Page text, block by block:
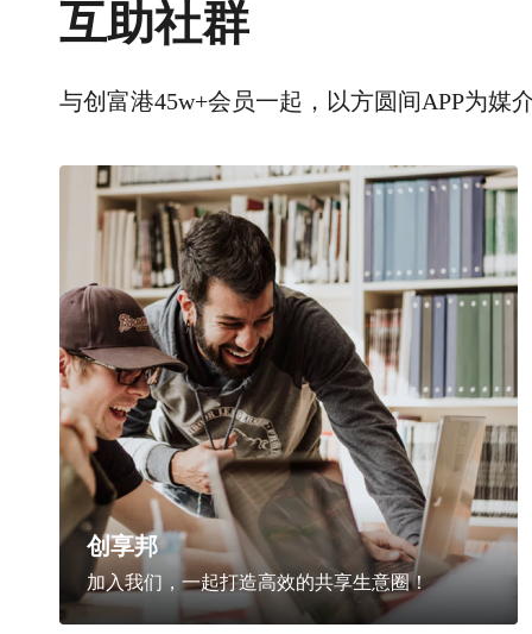
互助社群
与创富港45w+会员一起，以方圆间APP为媒
创享邦
加入我们，一起打造高效的共享生意圈！